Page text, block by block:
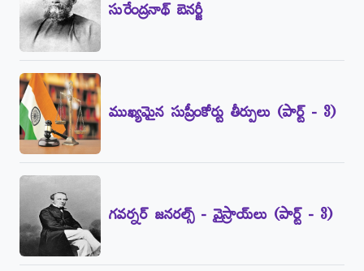
సురేంద్రనాథ్‌ బెనర్జీ
ముఖ్యమైన సుప్రీంకోర్టు తీర్పులు (పార్ట్‌ - 3)
గవర్నర్‌ జనరల్స్‌ - వైస్రాయ్‌లు (పార్ట్‌ - 3)